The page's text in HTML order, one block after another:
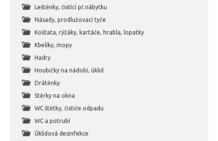
Leštěnky, čistící př.nábytku
Násady, prodlužovací tyče
Košťata, rýžáky, kartáče, hrabla, lopatky
Kbelíky, mopy
Hadry
Houbičky na nádobí, úklid
Drátěnky
Stěrky na okna
WC štětky, čističe odpadu
WC a potrubí
Úklidová desinfekce